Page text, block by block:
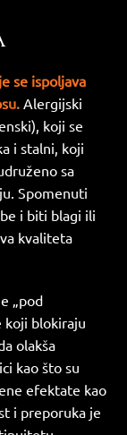
se ispoljava
Alergijski
koji se
i stalni, koji
sa
Spomenuti
i biti blagi ili
kvaliteta
„pod
koji blokiraju
olakša
kao što su
efektate kao
i preporuka je